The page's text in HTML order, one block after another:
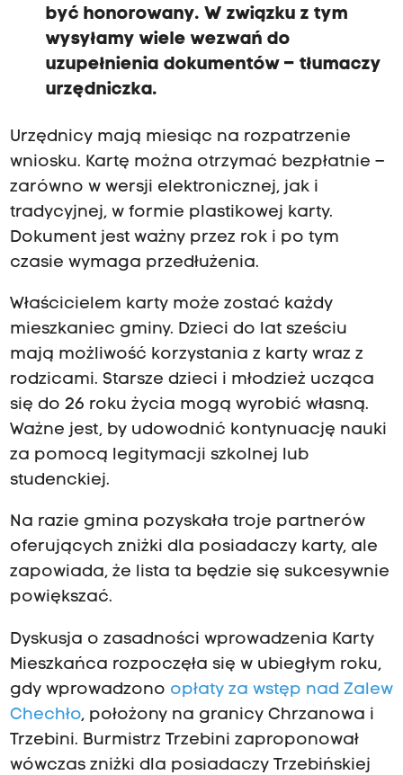
być honorowany. W związku z tym
wysyłamy wiele wezwań do
uzupełnienia dokumentów – tłumaczy
urzędniczka.
Urzędnicy mają miesiąc na rozpatrzenie
wniosku. Kartę można otrzymać bezpłatnie –
zarówno w wersji elektronicznej, jak i
tradycyjnej, w formie plastikowej karty.
Dokument jest ważny przez rok i po tym
czasie wymaga przedłużenia.
Właścicielem karty może zostać każdy
mieszkaniec gminy. Dzieci do lat sześciu
mają możliwość korzystania z karty wraz z
rodzicami. Starsze dzieci i młodzież ucząca
się do 26 roku życia mogą wyrobić własną.
Ważne jest, by udowodnić kontynuację nauki
za pomocą legitymacji szkolnej lub
studenckiej.
Na razie gmina pozyskała troje partnerów
oferujących zniżki dla posiadaczy karty, ale
zapowiada, że lista ta będzie się sukcesywnie
powiększać.
Dyskusja o zasadności wprowadzenia Karty
Mieszkańca rozpoczęła się w ubiegłym roku,
gdy wprowadzono opłaty za wstęp nad Zalew
Chechło, położony na granicy Chrzanowa i
Trzebini. Burmistrz Trzebini zaproponował
wówczas zniżki dla posiadaczy Trzebińskiej